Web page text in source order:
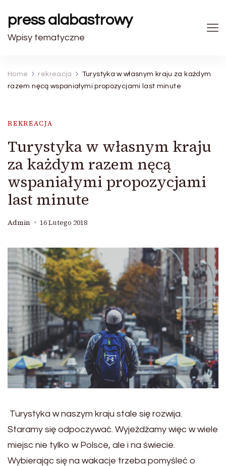
press alabastrowy
Wpisy tematyczne
Home rekreacja
Turystyka w własnym kraju za każdym
razem nęcą wspaniałymi propozycjami last minute
REKREACJA
Turystyka w własnym kraju
za każdym razem nęcą
wspaniałymi propozycjami
last minute
Admin 16 Lutego 2018
Turystyka w naszym kraju stale się rozwija.
Staramy się odpoczywać. Wyjeżdżamy więc w wiele
miejsc nie tylko w Polsce, ale i na świecie.
Wybierając się na wakacje trzeba pomyśleć o